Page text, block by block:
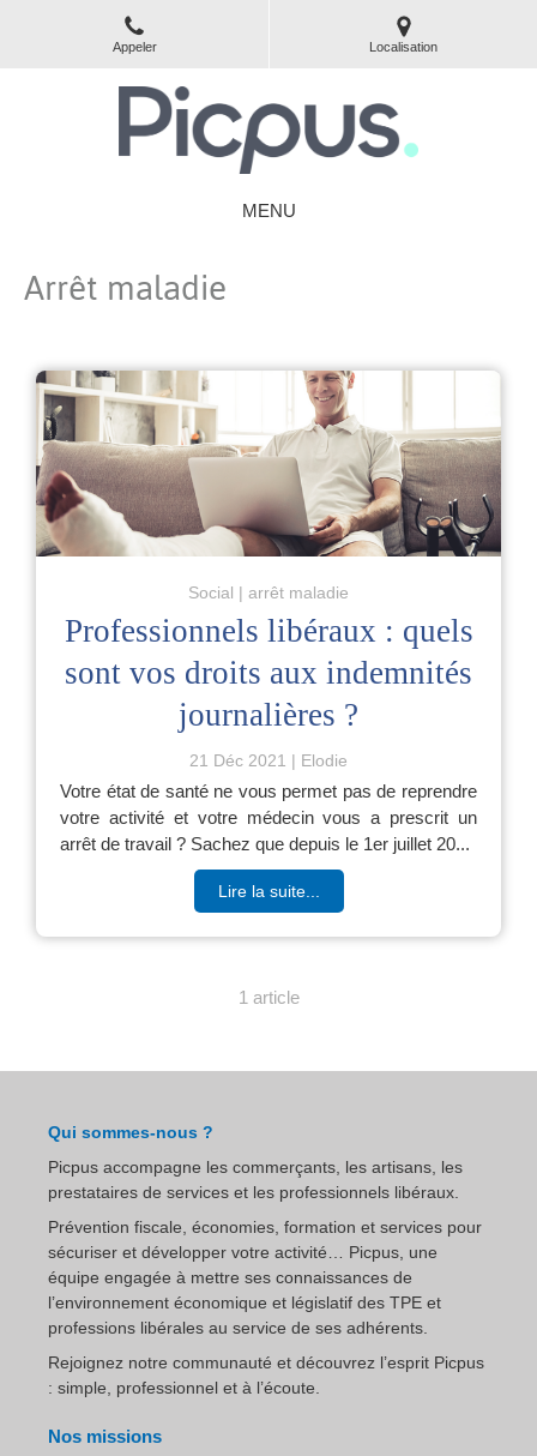
Appeler Localisation
MENU
Arrêt maladie
Social arrêt maladie
Professionnels libéraux : quels
sont vos droits aux indemnités
journalières ?
21 Déc 2021 Elodie
Votre état de santé ne vous permet pas de reprendre
votre activité et votre médecin vous a prescrit un
arrêt de travail ? Sachez que depuis le 1er juillet 20...
Lire la suite...
1 article
Qui sommes-nous ?
Picpus accompagne les commerçants, les artisans, les
prestataires de services et les professionnels libéraux.
Prévention fiscale, économies, formation et services pour
sécuriser et développer votre activité… Picpus, une
équipe engagée à mettre ses connaissances de
l’environnement économique et législatif des TPE et
professions libérales au service de ses adhérents.
Rejoignez notre communauté et découvrez l’esprit Picpus
: simple, professionnel et à l’écoute.
Nos missions